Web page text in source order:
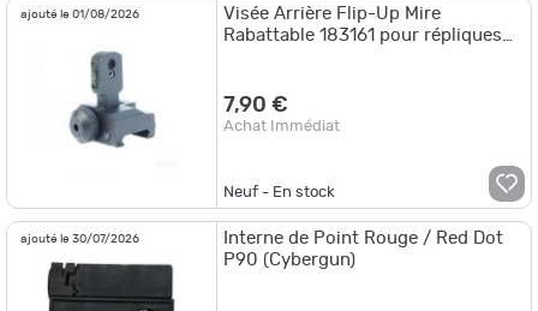
ajouté le 01/08/2026
Visée Arrière Flip-Up Mire
Rabattable 183161 pour répliques
7,90 €
Achat Immédiat
Neuf - En stock
ajouté le 30/07/2026
Interne de Point Rouge / Red Dot
P90 (Cybergun)